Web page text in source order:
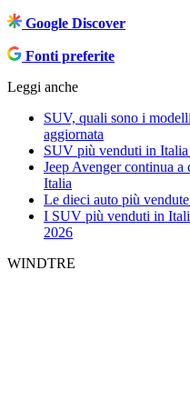
Google Discover
Fonti preferite
Leggi anche
SUV, quali sono i
aggiornata
SUV più venduti in Italia
Jeep Avenger continua
Italia
Le dieci auto più
I SUV più venduti in
2026
WINDTRE